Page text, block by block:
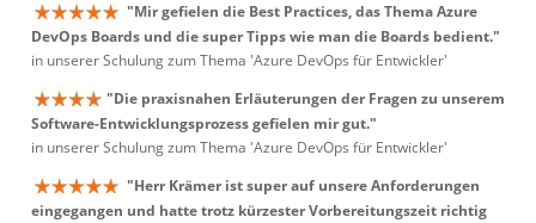
"Mir gefielen die Best Practices, das Thema Azure
DevOps Boards und die super Tipps wie man die Boards bedient."
in unserer Schulung zum Thema 'Azure DevOps für Entwickler'
"Die praxisnahen Erläuterungen der Fragen zu unserem
Software-Entwicklungsprozess gefielen mir gut."
in unserer Schulung zum Thema 'Azure DevOps für Entwickler'
"Herr Krämer ist super auf unsere Anforderungen
eingegangen und hatte trotz kürzester Vorbereitungszeit richtig